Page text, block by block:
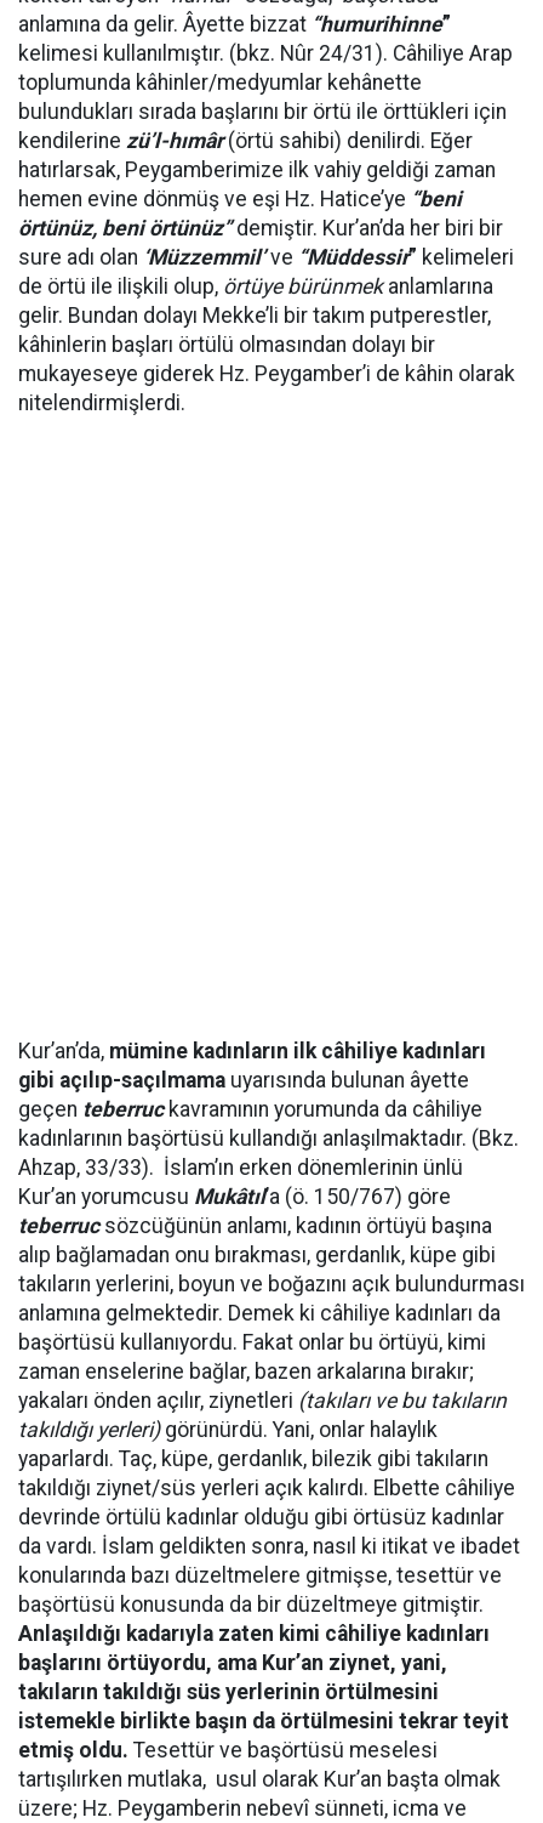
anlamına da gelir. Âyette bizzat “humurihinne”
kelimesi kullanılmıştır. (bkz. Nûr 24/31). Câhiliye Arap
toplumunda kâhinler/medyumlar kehânette
bulundukları sırada başlarını bir örtü ile örttükleri için
kendilerine zü’l-hımâr (örtü sahibi) denilirdi. Eğer
hatırlarsak, Peygamberimize ilk vahiy geldiği zaman
hemen evine dönmüş ve eşi Hz. Hatice’ye “beni
örtünüz, beni örtünüz”demiştir. Kur’an’da her biri bir
sure adı olan ‘Müzzemmil’ ve “Müddessir” kelimeleri
de örtü ile ilişkili olup, örtüye bürünmekanlamlarına
gelir. Bundan dolayı Mekke’li bir takım putperestler,
kâhinlerin başları örtülü olmasından dolayı bir
mukayeseye giderek Hz. Peygamber’i de kâhin olarak
nitelendirmişlerdi.
Kur’an’da, mümine kadınların ilk câhiliye kadınları
gibi açılıp-saçılmama uyarısında bulunan âyette
geçen teberruckavramının yorumunda da câhiliye
kadınlarının başörtüsü kullandığı anlaşılmaktadır. (Bkz.
Ahzap, 33/33). İslam’ın erken dönemlerinin ünlü
Kur’an yorumcusu Mukâtıl’a (ö. 150/767) göre
teberruc sözcüğünün anlamı, kadının örtüyü başına
alıp bağlamadan onu bırakması, gerdanlık, küpe gibi
takıların yerlerini, boyun ve boğazını açık bulundurması
anlamına gelmektedir. Demek ki câhiliye kadınları da
başörtüsü kullanıyordu. Fakat onlar bu örtüyü, kimi
zaman enselerine bağlar, bazen arkalarına bırakır;
yakaları önden açılır, ziynetleri (takıları ve bu takıların
takıldığı yerleri) görünürdü. Yani, onlar halaylık
yaparlardı. Taç, küpe, gerdanlık, bilezik gibi takıların
takıldığı ziynet/süs yerleri açık kalırdı. Elbette câhiliye
devrinde örtülü kadınlar olduğu gibi örtüsüz kadınlar
da vardı. İslam geldikten sonra, nasıl ki itikat ve ibadet
konularında bazı düzeltmelere gitmişse, tesettür ve
başörtüsü konusunda da bir düzeltmeye gitmiştir.
Anlaşıldığı kadarıyla zaten kimi câhiliye kadınları
başlarını örtüyordu, ama Kur’an ziynet, yani,
takıların takıldığı süs yerlerinin örtülmesini
istemekle birlikte başın da örtülmesini tekrar teyit
etmiş oldu. Tesettür ve başörtüsü meselesi
tartışılırken mutlaka, usul olarak Kur’an başta olmak
üzere; Hz. Peygamberin nebevî sünneti, icma ve